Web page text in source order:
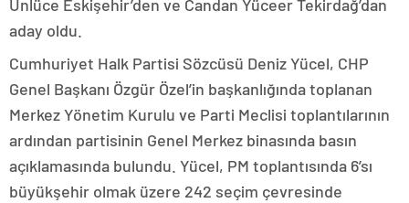
Ünlüce Eskişehir’den ve Candan Yüceer Tekirdağ’dan
aday oldu.
Cumhuriyet Halk Partisi Sözcüsü Deniz Yücel, CHP
Genel Başkanı Özgür Özel’in başkanlığında toplanan
Merkez Yönetim Kurulu ve Parti Meclisi toplantılarının
ardından partisinin Genel Merkez binasında basın
açıklamasında bulundu. Yücel, PM toplantısında 6’sı
büyükşehir olmak üzere 242 seçim çevresinde